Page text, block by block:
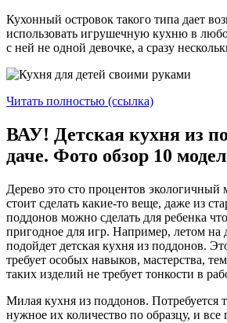
Кухонный островок такого типа дает
использовать игрушечную кухню в
с ней не одной девочке, а сразу
Читать полностью (ссылка)
ВАУ! Детская кухня из
даче. Фото обзор 10
Дерево это сто процентов экологичный
стоит сделать какие-то веще, даже из
поддонов можно сделать для ребенка
пригодное для игр. Например, летом на
подойдет детская кухня из поддонов.
требует особых навыков, мастерства,
таких изделий не требует тонкости в
Милая кухня из поддонов. Потребуется
нужное их количество по образцу, и все